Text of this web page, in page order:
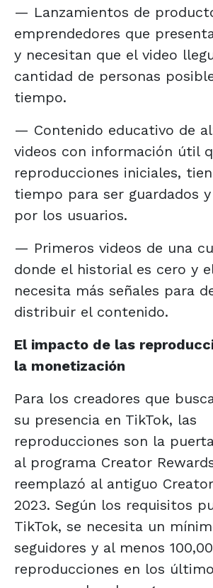
— Lanzamientos de
emprendedores que
y necesitan que el video
cantidad de personas
tiempo.
— Contenido educativo de
videos con información útil
reproducciones iniciales,
tiempo para ser guardados
por los usuarios.
— Primeros videos de una
donde el historial es cero y
necesita más señales para
distribuir el contenido.
El impacto de las
la monetización
Para los creadores que
su presencia en TikTok, las
reproducciones son la
al programa Creator
reemplazó al antiguo
2023. Según los requisitos
TikTok, se necesita un
seguidores y al menos
reproducciones en los